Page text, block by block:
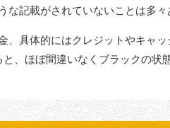
な記載がされていないことは多々
、具体的にはクレジットやキャ
、ほぼ間違いなくブラックの状